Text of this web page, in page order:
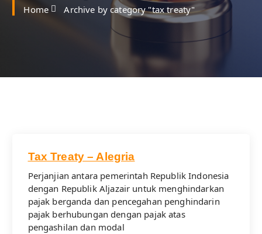
Home Archive by category "tax treaty"
Tax Treaty – Alegria
Perjanjian antara pemerintah Republik Indonesia
dengan Republik Aljazair untuk menghindarkan
pajak berganda dan pencegahan penghindarin
pajak berhubungan dengan pajak atas
pengashilan dan modal